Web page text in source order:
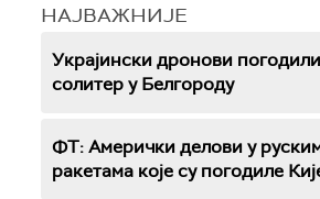
НАЈВАЖНИЈЕ
Украјински дронови погодили
солитер у Белгороду
ФТ: Амерички делови у
ракетама које су погодиле